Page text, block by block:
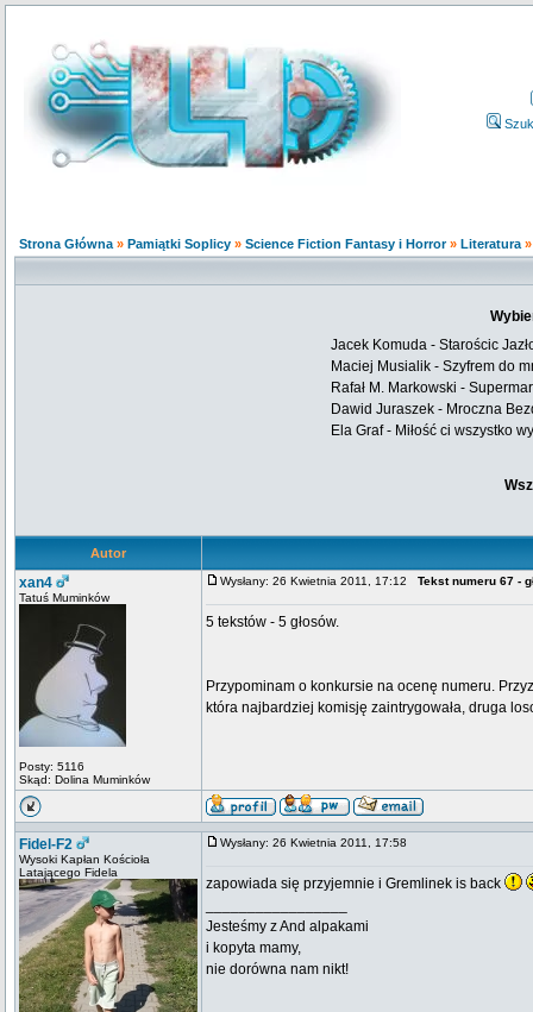
Strona Główna » Pamiątki Soplicy » Science Fiction Fantasy i Horror» Literatura
Jacek Komuda - Starościc
Maciej Musialik - Szyfrem do
Rafał M. Markowski -
Dawid Juraszek - Mroczna
Ela Graf - Miłość ci wszystko
Autor
xan4
Tatuś Muminków
Posty: 5116
Skąd: Dolina Muminków
Wysłany: 26 Kwietnia 2011, 17:12 Tekst numeru 67 -
5 tekstów - 5 głosów.
Przypominam o konkursie na ocenę numeru.
która najbardziej komisję zaintrygowała, druga
Fidel-F2
Wysoki Kapłan Kościoła
Latającego Fidela
Wysłany: 26 Kwietnia 2011, 17:58
zapowiada się przyjemnie i Gremlinek is back
Jesteśmy z And alpakami
i kopyta mamy,
nie dorówna nam nikt!